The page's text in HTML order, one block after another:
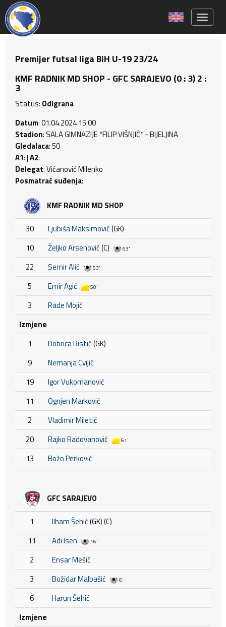
Premijer futsal liga BiH U-19 23/24
KMF RADNIK MD SHOP - GFC SARAJEVO (0 : 3) 2 :
3
Status: Odigrana
Datum: 01.04.2024 15:00
Stadion: SALA GIMNAZIJE *FILIP VIŠNJIĆ* - BIJELJINA
Gledalaca: 50
A1: |A2:
Delegat: Vićanović Milenko
Posmatrač suđenja:
KMF RADNIK MD SHOP
30 Ljubiša Maksimović(GK)
10
Željko Arsenović(C) 63'
22 Semir Alić 53'
5 Emir Agić 50'
3
Rade Mojić
Izmjene
1
Dobrica Ristić(GK)
9
Nemanja Cvijić
19
Igor Vukomanović
11
Ognjen Marković
2
Vladimir Miletić
20
Rajko Radovanović 61'
13 Božo Perković
GFC SARAJEVO
1 Ilham Šehić(GK) (C)
11
Adi Isen 16'
2
Ensar Mešić
3
Božidar Malbašić 6'
6
Harun Šehić
Izmjene